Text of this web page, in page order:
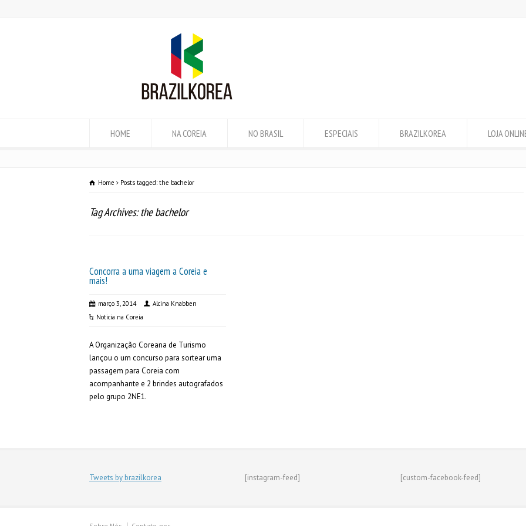
HOME NA COREIA NO BRASIL ESPECIAIS BRAZILKOREA LOJA
Home Posts tagged: the bachelor
Tag Archives: the bachelor
Concorra a uma viagem a Coreia e
mais!
março 3, 2014
Alcina Knabben
Noticia na Coreia
A Organização Coreana de Turismo
lançou o um concurso para sortear uma
passagem para Coreia com
acompanhante e 2 brindes autografados
pelo grupo 2NE1.
Tweets by brazilkorea [instagram-feed] [custom-facebook-feed]